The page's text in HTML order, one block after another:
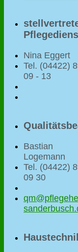
Nina Eggert
Tel. (04422)
09 - 13
Bastian
Logemann
Tel. (04422)
09 30